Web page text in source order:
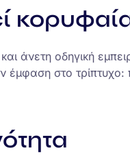
άνετη οδηγική
έμφαση στο